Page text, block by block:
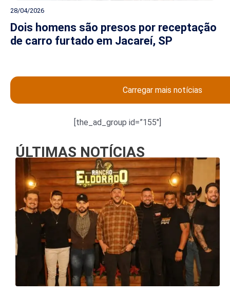
28/04/2026
Dois homens são presos por receptação
de carro furtado em Jacareí, SP
Carregar mais notícias
[the_ad_group id=”155″]
ÚLTIMAS NOTÍCIAS